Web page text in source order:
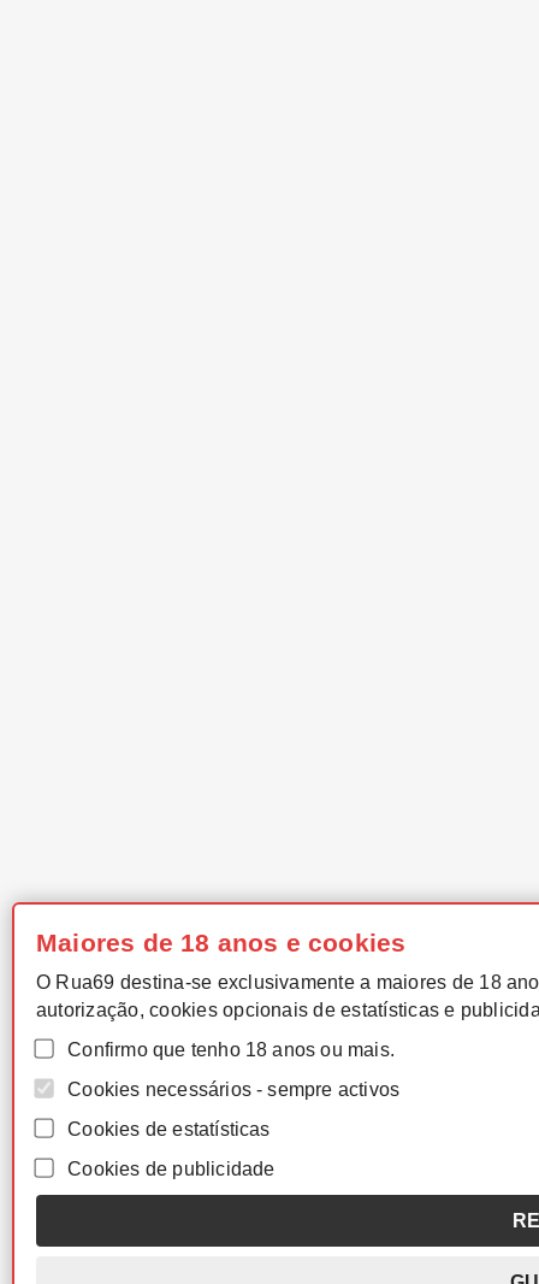
Maiores de 18 anos e cookies
O Rua69 destina-se exclusivamente a maiores de 18
autorização, cookies opcionais de estatísticas e
Confirmo que tenho 18 anos ou mais.
Cookies necessários - sempre activos
Cookies de estatísticas
Cookies de publicidade